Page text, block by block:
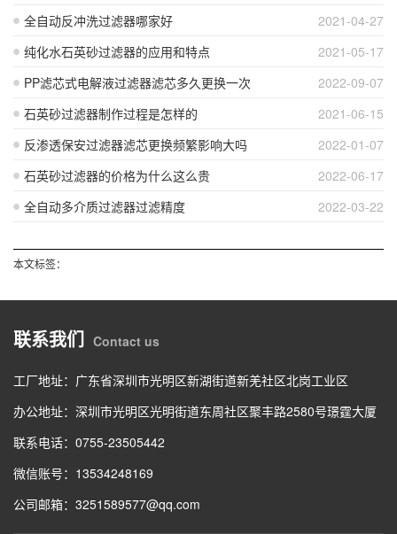
2021-04-27
全自动反冲洗过滤器哪家好
2021-05-17
纯化水石英砂过滤器的应用和特点
2022-09-07
PP滤芯式电解液过滤器滤芯多久更换一次
2021-06-15
石英砂过滤器制作过程是怎样的
2022-01-07
反渗透保安过滤器滤芯更换频繁影响大吗
2022-06-17
石英砂过滤器的价格为什么这么贵
2022-03-22
全自动多介质过滤器过滤精度
本文标签：
联系我们 Contact us
工厂地址：广东省深圳市光明区新湖街道新羌社区北岗工业区
办公地址：深圳市光明区光明街道东周社区聚丰路2580号璟霆大厦
联系电话：0755-23505442
微信账号：13534248169
公司邮箱：3251589577@qq.com